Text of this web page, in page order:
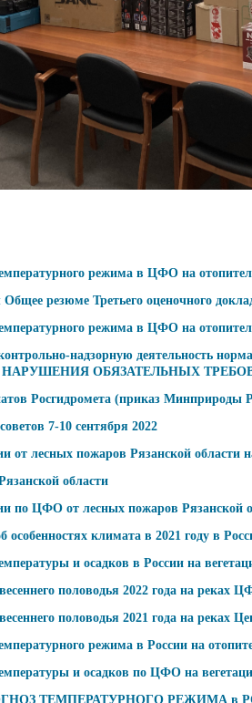
режима в ЦФО на
резюме Третьего оценочного
режима в ЦФО на
надзорную деятельность
ОБЯЗАТЕЛЬНЫХ
Росгидромета (приказ Минприроды
7-10 сентября 2022
лесных пожаров Рязанской области
области
по ЦФО от лесных пожаров Рязанской
особенностях климата в 2021 году в
и осадков в России на
половодья 2022 года на
половодья 2021 года на реках
режима в России на
и осадков по ЦФО на
ТЕМПЕРАТУРНОГО РЕЖИМА в